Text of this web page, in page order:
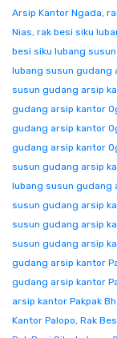
Arsip Kantor Ngada,
Nias, rak besi siku
besi siku lubang
lubang susun gudang
susun gudang arsip
gudang arsip kantor
gudang arsip kantor
gudang arsip kantor
susun gudang arsip
lubang susun gudang
susun gudang arsip
susun gudang arsip
susun gudang arsip
gudang arsip kantor
gudang arsip kantor
arsip kantor Pakpak
Kantor Palopo, Rak